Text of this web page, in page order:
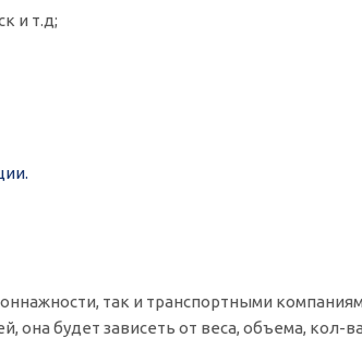
и т.д;
так и транспортными
она будет зависеть от веса, объема, кол-